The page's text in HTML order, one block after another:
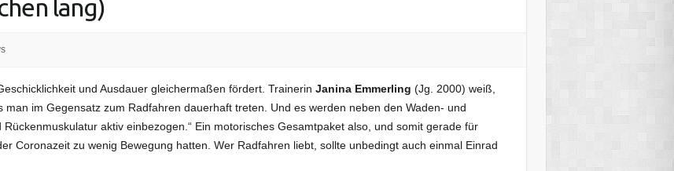
lang)
und Ausdauer gleichermaßen fördert. Trainerin Janina Emmerling (Jg. 2000) weiß,
man im Gegensatz zum Radfahren dauerhaft treten. Und es werden neben den Waden- und
aktiv einbezogen.“ Ein motorisches Gesamtpaket also, und somit gerade für
Coronazeit zu wenig Bewegung hatten. Wer Radfahren liebt, sollte unbedingt auch einmal Einrad